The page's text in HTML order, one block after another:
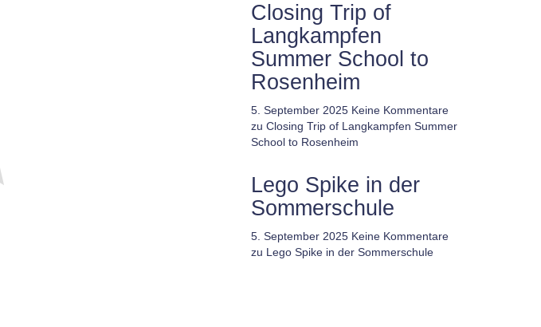
Closing Trip of
Langkampfen
Summer School to
Rosenheim
5. September 2025 Keine Kommentare
zu Closing Trip of Langkampfen Summer
School to Rosenheim
Lego Spike in der
Sommerschule
5. September 2025 Keine Kommentare
zu Lego Spike in der Sommerschule